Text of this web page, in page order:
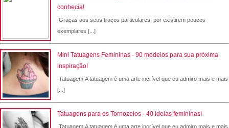
conhecia!
Graças aos seus traços particulares, por existirem poucos
exemplares [...]
Mini Tatuagens Femininas - 90 modelos para sua próxima
inspiração!
Tatuagem:A tatuagem é uma arte incrível que eu admiro mais e mais
[...]
Tatuagens para os Tornozelos - 40 ideias femininas!
Tatuagem:A tatuagem é uma arte incrível que eu admiro mais e mais